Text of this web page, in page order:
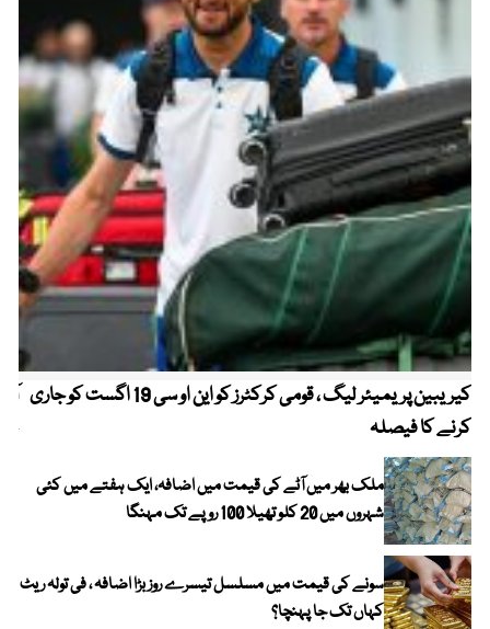
کیریبین پریمیئر لیگ ، قومی کرکٹرز کو این او سی 19 اگست کو جاری
کرنے کا فیصلہ
ملک بھر میں آٹے کی قیمت میں اضافہ، ایک ہفتے میں کئی
شہروں میں 20 کلو تھیلا 100 روپے تک مہنگا
سونے کی قیمت میں مسلسل تیسرے روز بڑا اضافہ ، فی تولہ ریٹ
کہاں تک جا پہنچا؟